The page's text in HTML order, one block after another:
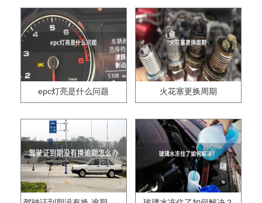
epc灯亮是什么问题 火花塞更换周期